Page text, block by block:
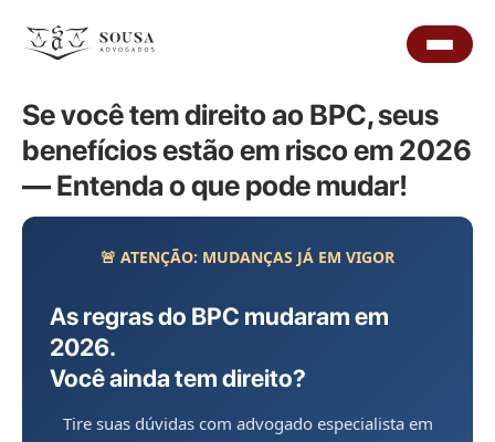
Se você tem direito ao BPC, seus
benefícios estão em risco em 2026
— Entenda o que pode mudar!
🚨 ATENÇÃO: MUDANÇAS JÁ EM VIGOR
As regras do BPC mudaram em
2026.
Você ainda tem direito?
Tire suas dúvidas com advogado especialista em